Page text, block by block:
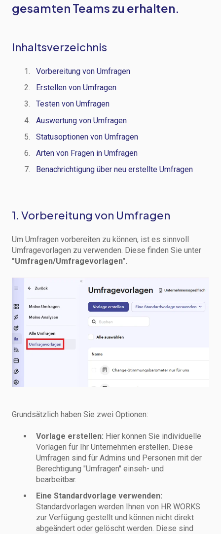
gesamten Teams zu erhalten.
Inhaltsverzeichnis
Vorbereitung von Umfragen
Erstellen von Umfragen
Testen von Umfragen
Auswertung von Umfragen
Statusoptionen von Umfragen
Arten von Fragen in Umfragen
Benachrichtigung über neu erstellte Umfragen
1. Vorbereitung von Umfragen
Um Umfragen vorbereiten zu können, ist es sinnvoll
Umfragevorlagen zu verwenden. Diese finden Sie unter
"Umfragen/Umfragevorlagen".
Grundsätzlich haben Sie zwei Optionen:
Vorlage erstellen: Hier können Sie individuelle
Vorlagen für Ihr Unternehmen erstellen. Diese
Umfragen sind für Admins und Personen mit der
Berechtigung "Umfragen" einseh- und
bearbeitbar.
Eine Standardvorlage verwenden:
Standardvorlagen werden Ihnen von HR WORKS
zur Verfügung gestellt und können nicht direkt
abgeändert oder gelöscht werden. Diese sind